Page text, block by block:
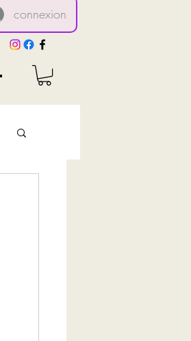
connexion